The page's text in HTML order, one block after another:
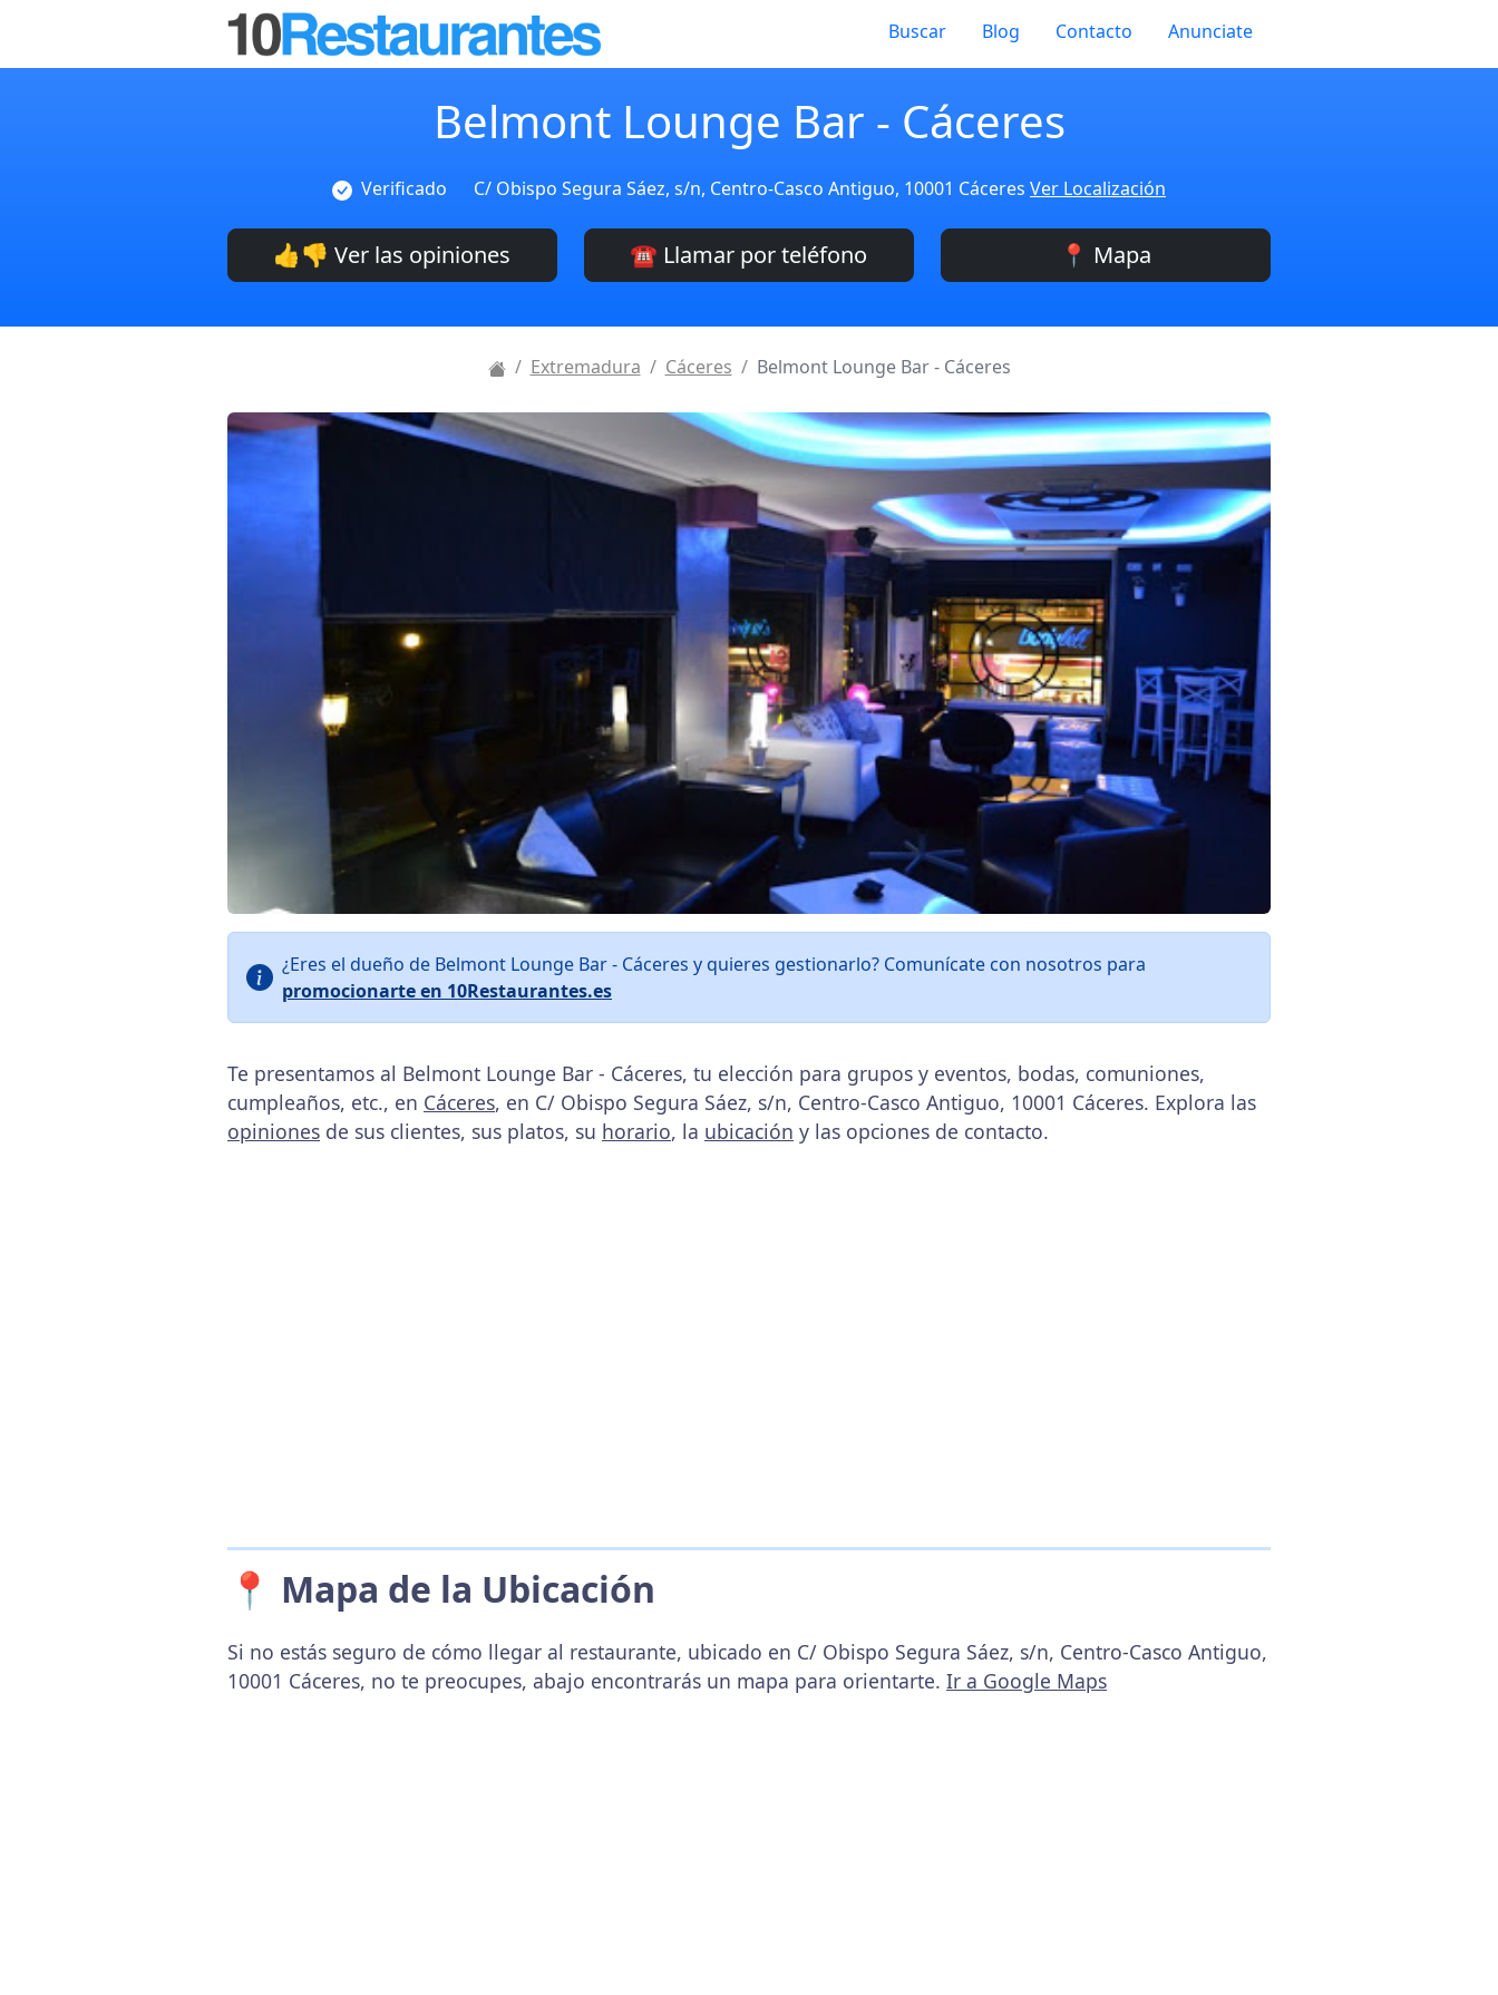
Buscar Blog Contacto Anunciate
Belmont Lounge Bar - Cáceres
Verificado C/ Obispo Segura Sáez, s/n, Centro-Casco Antiguo, 10001 Cáceres Ver Localización
👍👎 Ver las opiniones ☎️ Llamar por teléfono 📍 Mapa
Extremadura Cáceres Belmont Lounge Bar - Cáceres
¿Eres el dueño de Belmont Lounge Bar - Cáceres y quieres gestionarlo? Comunícate con nosotros para
promocionarte en 10Restaurantes.es
Te presentamos al Belmont Lounge Bar - Cáceres, tu elección para grupos y eventos, bodas, comuniones,
cumpleaños, etc., en Cáceres, en C/ Obispo Segura Sáez, s/n, Centro-Casco Antiguo, 10001 Cáceres. Explora las
opiniones de sus clientes, sus platos, su horario, la ubicación y las opciones de contacto.
📍 Mapa de la Ubicación
Si no estás seguro de cómo llegar al restaurante, ubicado en C/ Obispo Segura Sáez, s/n, Centro-Casco Antiguo,
10001 Cáceres, no te preocupes, abajo encontrarás un mapa para orientarte. Ir a Google Maps